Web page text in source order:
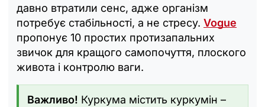
давно втратили сенс, адже організм
потребує стабільності, а не стресу. Vogue
пропонує 10 простих протизапальних
звичок для кращого самопочуття, плоского
живота і контролю ваги.
Важливо! Куркума містить куркумін –